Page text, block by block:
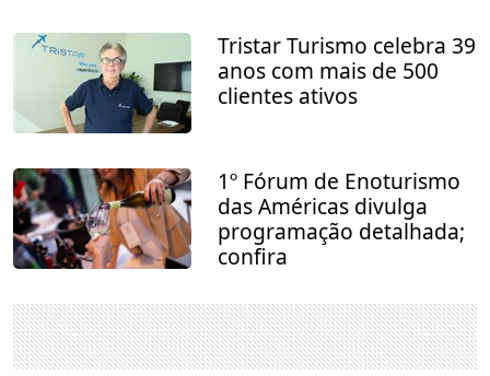
Tristar Turismo celebra 39
anos com mais de 500
clientes ativos
1º Fórum de Enoturismo
das Américas divulga
programação detalhada;
confira